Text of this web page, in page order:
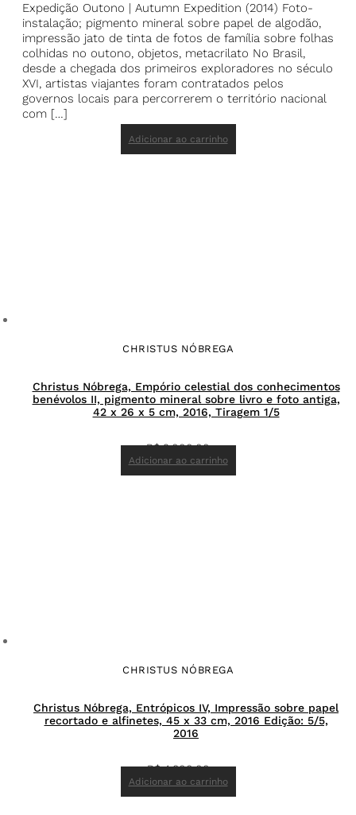
Expedição Outono | Autumn Expedition (2014) Foto-
instalação; pigmento mineral sobre papel de algodão,
impressão jato de tinta de fotos de família sobre folhas
colhidas no outono, objetos, metacrilato No Brasil,
desde a chegada dos primeiros exploradores no século
XVI, artistas viajantes foram contratados pelos
governos locais para percorrerem o território nacional
com […]
Adicionar ao carrinho
CHRISTUS NÓBREGA
Christus Nóbrega, Empório celestial dos conhecimentos
benévolos II, pigmento mineral sobre livro e foto antiga,
42 x 26 x 5 cm, 2016, Tiragem 1/5
R$9.000,00
Adicionar ao carrinho
CHRISTUS NÓBREGA
Christus Nóbrega, Entrópicos IV, Impressão sobre papel
recortado e alfinetes, 45 x 33 cm, 2016 Edição: 5/5,
2016
R$4.800,00
Adicionar ao carrinho